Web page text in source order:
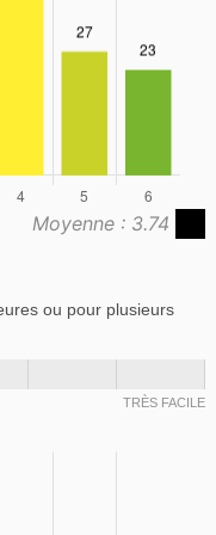
Moyenne : 3.74
ou pour plusieurs
TRÈS FACILE